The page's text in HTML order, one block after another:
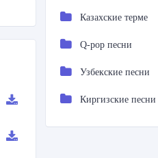
Казахские терме
Q-pop песни
Узбекские песни
Киргизские песни